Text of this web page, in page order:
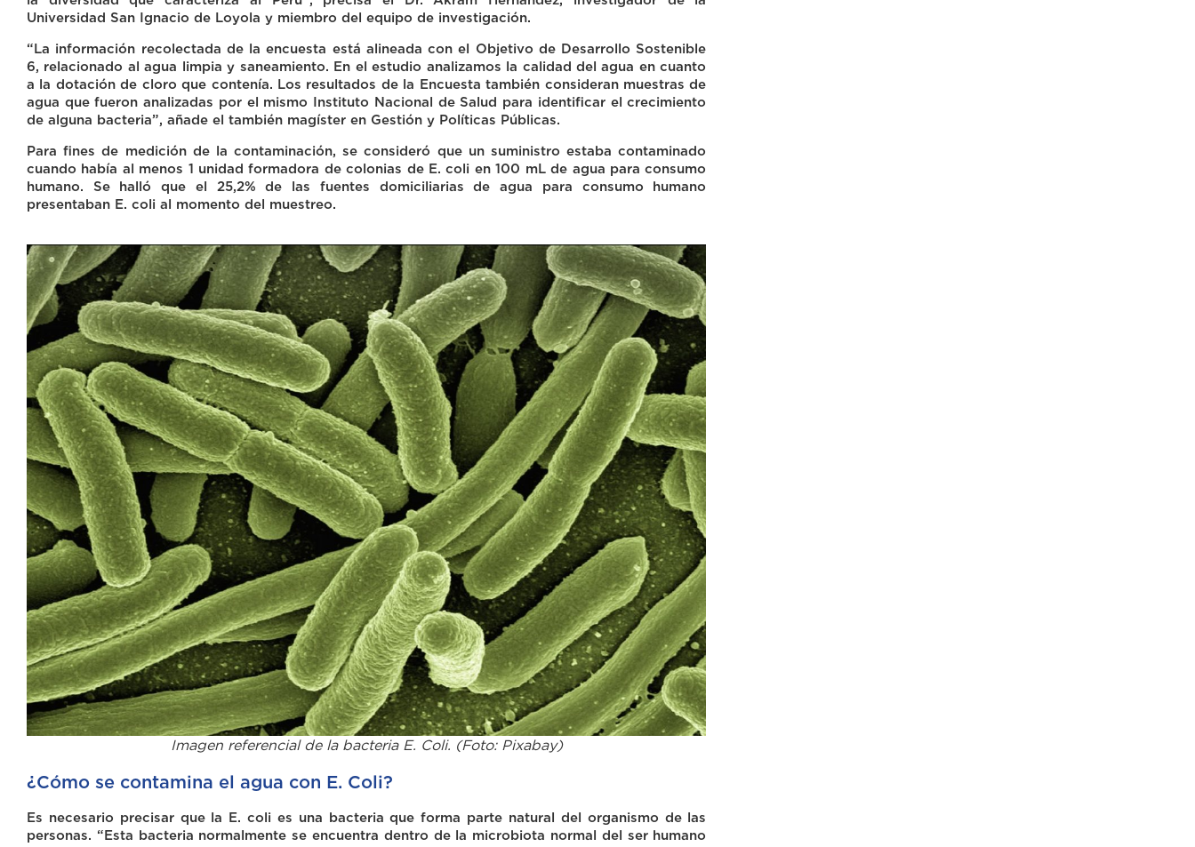
Universidad San Ignacio de Loyola y miembro del equipo de investigación.
“La información recolectada de la encuesta está alineada con el Objetivo de Desarrollo Sostenible
6, relacionado al agua limpia y saneamiento. En el estudio analizamos la calidad del agua en cuanto
a la dotación de cloro que contenía. Los resultados de la Encuesta también consideran muestras de
agua que fueron analizadas por el mismo Instituto Nacional de Salud para identificar el crecimiento
de alguna bacteria”, añade el también magíster en Gestión y Políticas Públicas.
Para fines de medición de la contaminación, se consideró que un suministro estaba contaminado
cuando había al menos 1 unidad formadora de colonias de E. coli en 100 mL de agua para consumo
humano. Se halló que el 25,2% de las fuentes domiciliarias de agua para consumo humano
presentaban E. coli al momento del muestreo.
Imagen referencial de la bacteria E. Coli. (Foto: Pixabay)
¿Cómo se contamina el agua con E. Coli?
Es necesario precisar que la E. coli es una bacteria que forma parte natural del organismo de las
personas. “Esta bacteria normalmente se encuentra dentro de la microbiota normal del ser humano